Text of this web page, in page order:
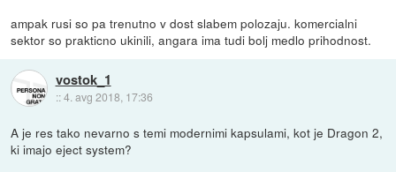
ampak rusi so pa trenutno v dost slabem polozaju. komercialni
sektor so prakticno ukinili, angara ima tudi bolj medlo prihodnost.
vostok_1
::4. avg 2018, 17:36
A je res tako nevarno s temi modernimi kapsulami, kot je Dragon 2,
ki imajo eject system?